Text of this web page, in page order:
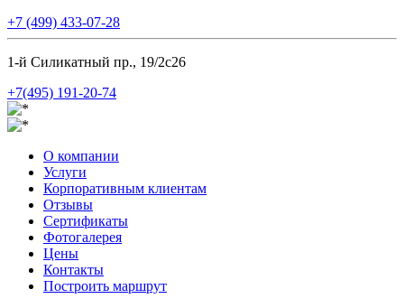
+7 (499) 433-07-28
1-й Силикатный пр., 19/2с26
+7(495) 191-20-74
О компании
Услуги
Корпоративным клиентам
Отзывы
Сертификаты
Фотогалерея
Цены
Контакты
Построить маршрут